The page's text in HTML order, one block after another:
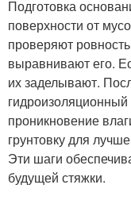
Подготовка
поверхности от
проверяют
выравнивают его.
их заделывают.
проникновение
грунтовку для
Эти шаги
будущей стяжки.